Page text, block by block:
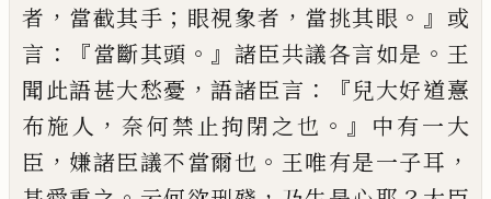
者 ， 當截其手 ； 眼視象者 ， 當挑其眼 。』 或
言 ：『當斷其頭 。』 諸臣共議各言如是 。 王
聞此語甚大愁憂 ，語諸臣言 ：『兒大好道憙
布施人 ，奈何禁止拘閉之也 。』
中有一大
臣 ， 嫌諸臣議不當爾也 。 王唯有是一子耳 ，